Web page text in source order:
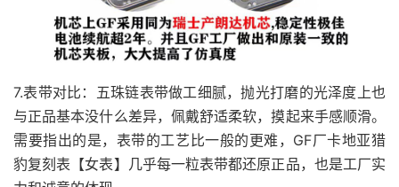
7.表带对比：五珠链表带做工细腻，抛光打磨的光泽度上也
与正品基本没什么差异，佩戴舒适柔软，摸起来手感顺滑。
需要指出的是，表带的工艺比一般的更难，GF厂卡地亚猎
豹复刻表【女表】几乎每一粒表带都还原正品，也是工厂实